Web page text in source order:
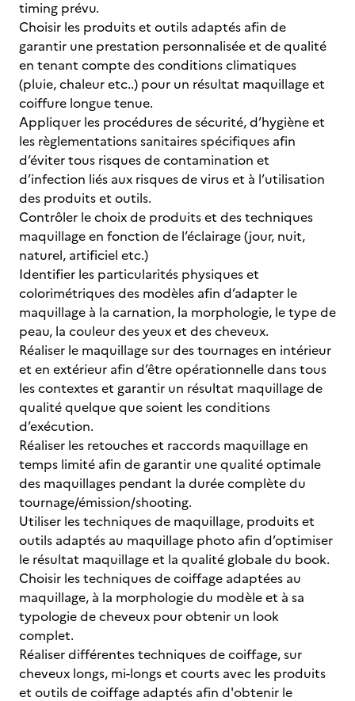
timing prévu.
Choisir les produits et outils adaptés afin de
garantir une prestation personnalisée et de qualité
en tenant compte des conditions climatiques
(pluie, chaleur etc..) pour un résultat maquillage et
coiffure longue tenue.
Appliquer les procédures de sécurité, d’hygiène et
les règlementations sanitaires spécifiques afin
d’éviter tous risques de contamination et
d’infection liés aux risques de virus et à l’utilisation
des produits et outils.
Contrôler le choix de produits et des techniques
maquillage en fonction de l’éclairage (jour, nuit,
naturel, artificiel etc.)
Identifier les particularités physiques et
colorimétriques des modèles afin d’adapter le
maquillage à la carnation, la morphologie, le type de
peau, la couleur des yeux et des cheveux.
Réaliser le maquillage sur des tournages en intérieur
et en extérieur afin d’être opérationnelle dans tous
les contextes et garantir un résultat maquillage de
qualité quelque que soient les conditions
d’exécution.
Réaliser les retouches et raccords maquillage en
temps limité afin de garantir une qualité optimale
des maquillages pendant la durée complète du
tournage/émission/shooting.
Utiliser les techniques de maquillage, produits et
outils adaptés au maquillage photo afin d’optimiser
le résultat maquillage et la qualité globale du book.
Choisir les techniques de coiffage adaptées au
maquillage, à la morphologie du modèle et à sa
typologie de cheveux pour obtenir un look
complet.
Réaliser différentes techniques de coiffage, sur
cheveux longs, mi-longs et courts avec les produits
et outils de coiffage adaptés afin d'obtenir le